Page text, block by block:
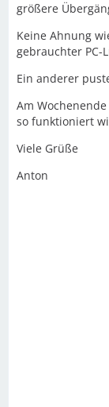
größere
Keine Ahnung
gebrauchter
Ein anderer
Am
so funktioniert
Viele Grüße
Anton